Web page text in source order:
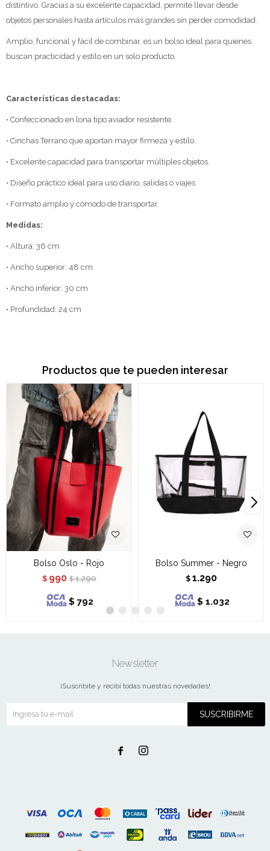
distintivo. Gracias a su excelente capacidad, permite llevar desde
objetos personales hasta artículos más grandes sin perder comodidad.
Amplio, funcional y fácil de combinar, es un bolso ideal para quienes
buscan practicidad y estilo en un solo producto.
Características destacadas:
• Confeccionado en lona tipo aviador resistente.
• Cinchas Terrano que aportan mayor firmeza y estilo.
• Excelente capacidad para transportar múltiples objetos.
• Diseño práctico ideal para uso diario, salidas o viajes.
• Formato amplio y cómodo de transportar.
Medidas:
• Altura: 36 cm
• Ancho superior: 48 cm
• Ancho inferior: 30 cm
• Profundidad: 24 cm
Productos que te pueden interesar
Bolso Oslo - Rojo
$ 990 $ 1.290
$ 792
Bolso Summer - Negro
$ 1.290
$ 1.032
Newsletter
¡Suscribite y recibí todas nuestras novedades!
SUSCRIBIRME
 